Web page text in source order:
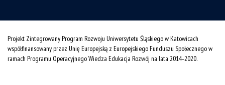
Projekt Zintegrowany Program Rozwoju Uniwersytetu Śląskiego w Katowicach
współfinansowany przez Unię Europejską z Europejskiego Funduszu Społecznego w
ramach Programu Operacyjnego Wiedza Edukacja Rozwój na lata 2014˗2020.